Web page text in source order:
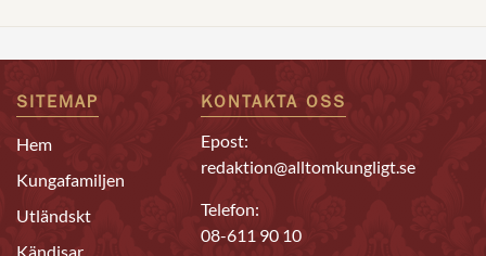
SITEMAP
Hem
Kungafamiljen
Utländskt
Kändisar
KONTAKTA OSS
Epost:
redaktion@alltomkungligt.se
Telefon:
08-611 90 10